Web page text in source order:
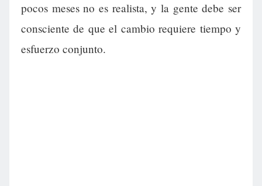
pocos meses no es realista, y la gente debe ser
consciente de que el cambio requiere tiempo y
esfuerzo conjunto.